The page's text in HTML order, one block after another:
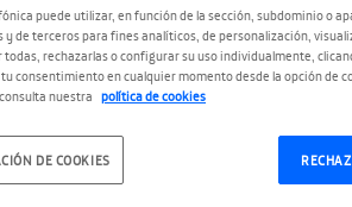
puede utilizar, en función de la sección, subdominio o
y de terceros para fines analíticos, de personalización,
todas, rechazarlas o configurar su uso individualmente,
consentimiento en cualquier momento desde la opción de
nuestra política de cookies
DE COOKIES